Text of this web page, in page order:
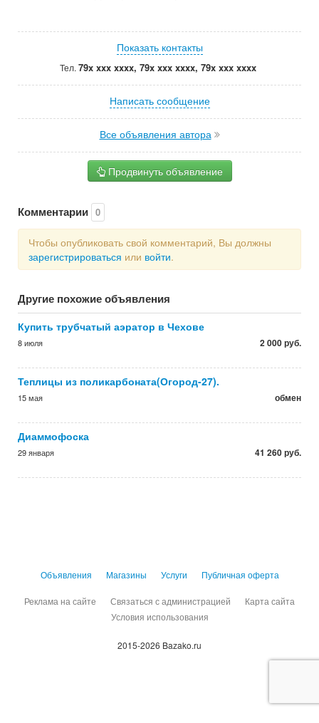
Показать контакты
Тел. 79x xxx xxxx, 79x xxx xxxx, 79x xxx xxxx
Написать сообщение
Все объявления автора
Продвинуть объявление
Комментарии 0
Чтобы опубликовать свой комментарий, Вы должны
зарегистрироваться или войти.
Другие похожие объявления
Купить трубчатый аэратор в Чехове
8 июля 2 000 руб.
Теплицы из поликарбоната(Огород-27).
15 мая обмен
Диаммофоска
29 января 41 260 руб.
Объявления Магазины Услуги Публичная оферта
Реклама на сайте Связаться с администрацией
Карта сайта
Условия использования
2015-2026 Bazako.ru